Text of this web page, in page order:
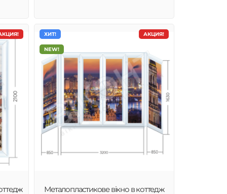
АКЦИЯ!
ХИТ!
NEW!
Металопластикове вікно в коттедж